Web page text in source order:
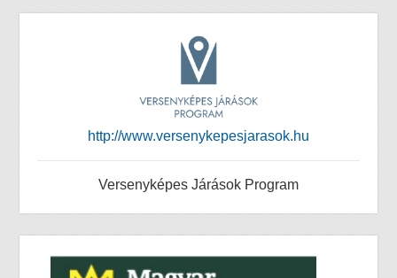
http://www.versenykepesjarasok.hu
Versenyképes Járások Program